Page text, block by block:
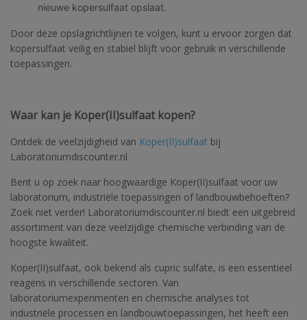
nieuwe kopersulfaat opslaat.
Door deze opslagrichtlijnen te volgen, kunt u ervoor zorgen dat
kopersulfaat veilig en stabiel blijft voor gebruik in verschillende
toepassingen.
Waar kan je Koper(II)sulfaat kopen?
Ontdek de veelzijdigheid van Koper(II)sulfaat bij
Laboratoriumdiscounter.nl
Bent u op zoek naar hoogwaardige Koper(II)sulfaat voor uw
laboratorium, industriële toepassingen of landbouwbehoeften?
Zoek niet verder! Laboratoriumdiscounter.nl biedt een uitgebreid
assortiment van deze veelzijdige chemische verbinding van de
hoogste kwaliteit.
Koper(II)sulfaat, ook bekend als cupric sulfate, is een essentieel
reagens in verschillende sectoren. Van
laboratoriumexperimenten en chemische analyses tot
industriële processen en landbouwtoepassingen, het heeft een